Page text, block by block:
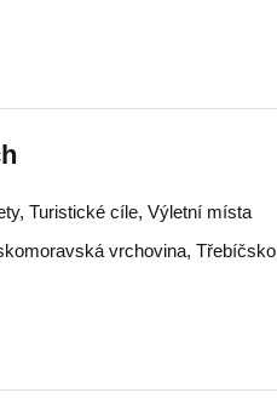
Turistické cíle, Výletní místa
vrchovina, Třebíčsko